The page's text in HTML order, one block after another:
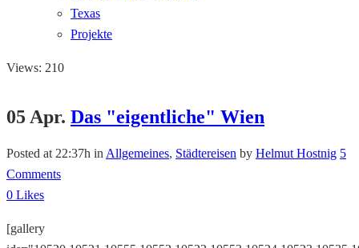
Texas
Projekte
Views: 210
05 Apr. Das "eigentliche" Wien
Posted at 22:37h in Allgemeines, Städtereisen by Helmut Hostnig 5
Comments
0 Likes
[gallery